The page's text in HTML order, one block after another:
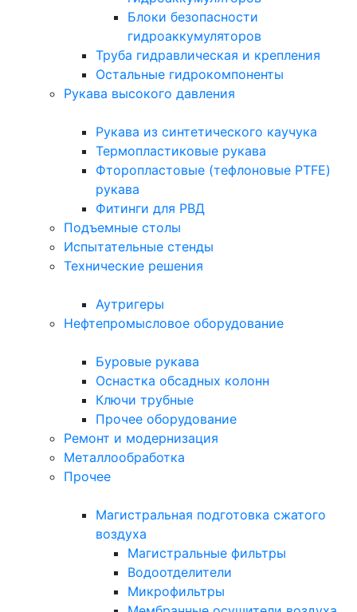
Блоки безопасности
гидроаккумуляторов
Труба гидравлическая и крепления
Остальные гидрокомпоненты
Рукава высокого давления
Рукава из синтетического каучука
Термопластиковые рукава
Фторопластовые (тефлоновые PTFE)
рукава
Фитинги для РВД
Подъемные столы
Испытательные стенды
Технические решения
Аутригеры
Нефтепромысловое оборудование
Буровые рукава
Оснастка обсадных колонн
Ключи трубные
Прочее оборудование
Ремонт и модернизация
Металлообработка
Прочее
Магистральная подготовка сжатого
воздуха
Магистральные фильтры
Водоотделители
Микрофильтры